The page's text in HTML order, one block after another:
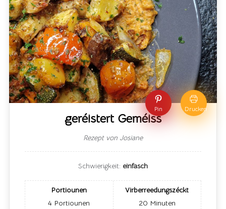
Pin Drucken
geréistert Geméiss
Rezept von Josiane
Schwierigkeit: einfasch
Portiounen
4 Portiounen
Virberreedungszéckt
20 Minuten